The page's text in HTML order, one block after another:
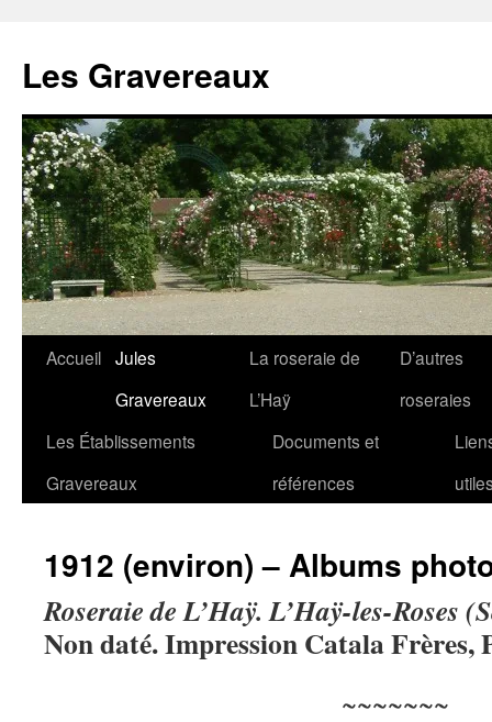
contenu
Les Gravereaux
Accueil Jules
Gravereaux
La roseraie de
L’Haÿ
D’autres
roseraies
Les Établissements
Gravereaux
Documents et
références
1912 (environ) – Albums
Roseraie de L’Haÿ. L’Haÿ-les-Roses
Non daté. Impression Catala Frères,
~~~~~~~